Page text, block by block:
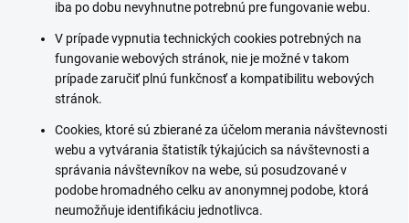
iba po dobu nevyhnutne potrebnú pre fungovanie webu.
V prípade vypnutia technických cookies potrebných na
fungovanie webových stránok, nie je možné v takom
prípade zaručiť plnú funkčnosť a kompatibilitu webových
stránok.
Cookies, ktoré sú zbierané za účelom merania návštevnosti
webu a vytvárania štatistík týkajúcich sa návštevnosti a
správania návštevníkov na webe, sú posudzované v
podobe hromadného celku av anonymnej podobe, ktorá
neumožňuje identifikáciu jednotlivca.